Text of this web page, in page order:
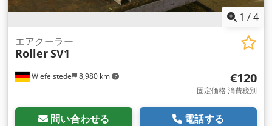
1 /4
Wiefelstede 8,980 km
エアクーラー
RollerSV1
€120
固定価格 消費税別
問い合わせる 電話する